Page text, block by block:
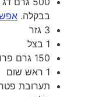
בבקלה.
3 גזר
1 בצל
150 גרם פרורי לחם
1 ראש שום
תערובת